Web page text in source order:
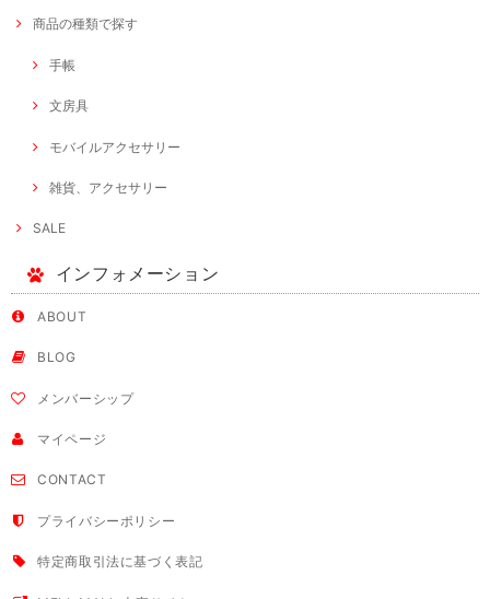
商品の種類で探す
手帳
文房具
モバイルアクセサリー
雑貨、アクセサリー
SALE
インフォメーション
ABOUT
BLOG
メンバーシップ
マイページ
CONTACT
プライバシーポリシー
特定商取引法に基づく表記